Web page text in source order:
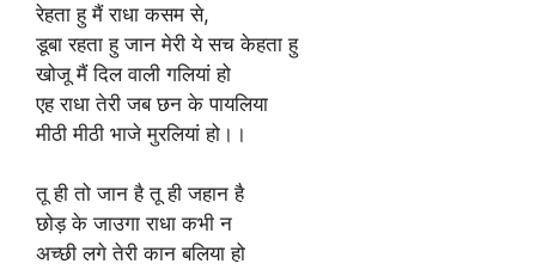
रेहता हु मैं राधा कसम से,
डूबा रहता हु जान मेरी ये सच केहता हु
खोजू मैं दिल वाली गलियां हो
एह राधा तेरी जब छन के पायलिया
मीठी मीठी भाजे मुरलियां हो।।
तू ही तो जान है तू ही जहान है
छोड़ के जाउगा राधा कभी न
अच्छी लगे तेरी कान बलिया हो